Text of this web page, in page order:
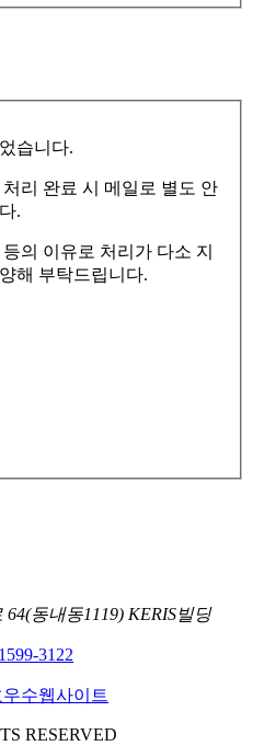
습니다.
리 완료 시 메일로 별도 안
.
의 이유로 처리가 다소 지
해 부탁드립니다.
동내동1119) KERIS빌딩
1599-3122
RESERVED